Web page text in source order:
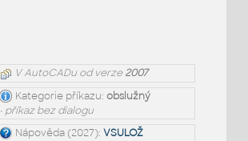
V AutoCADu od verze2007
Kategorie příkazu:obslužný
• příkaz bez dialogu
Nápověda (2027):VSULOŽ